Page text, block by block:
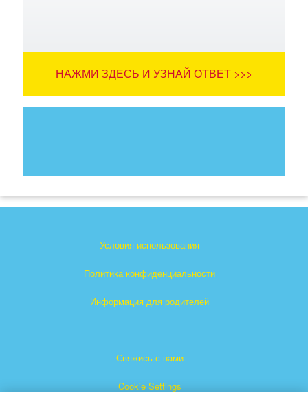
НАЖМИ ЗДЕСЬ И УЗНАЙ ОТВЕТ >>>
Условия использования
Политика конфиденциальности
Информация для родителей
Свяжись с нами
Cookie Settings